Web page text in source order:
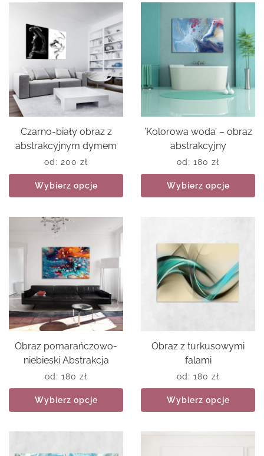
Czarno-biały obraz z
abstrakcyjnym dymem
od: 200 zł
Wybierz opcje
’Kolorowa woda’ – obraz
abstrakcyjny
od: 180 zł
Wybierz opcje
Obraz pomarańczowo-
niebieski Abstrakcja
od: 180 zł
Wybierz opcje
Obraz z turkusowymi
falami
od: 180 zł
Wybierz opcje